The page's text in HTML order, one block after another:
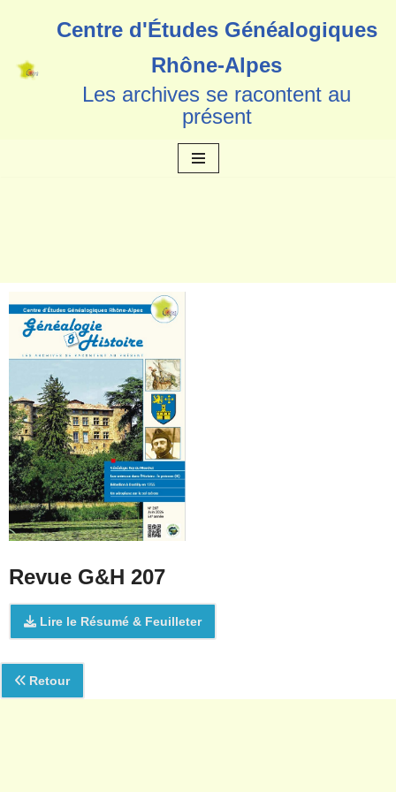
au
Centre d'Études Généalogiques
Rhône-Alpes
Les archives se racontent au
présent
Revue G&H 207
Lire le Résumé & Feuilleter
Retour